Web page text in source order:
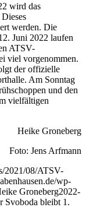
wird das
werden. Die
Juni 2022 laufen
ATSV-
viel vorgenommen.
der offizielle
Am Sonntag
und den
vielfältigen
Heike Groneberg
Foto: Jens Arfmann
2021/08/ATSV-
wp-
Groneberg2022-
Svoboda bleibt 1.